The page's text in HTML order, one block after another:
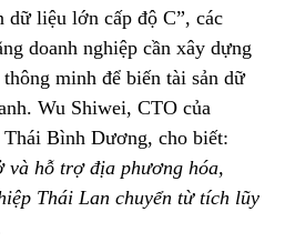
dữ liệu lớn cấp độ C”, các
doanh nghiệp cần xây dựng
minh để biến tài sản dữ
Wu Shiwei, CTO của
Bình Dương, cho biết:
và hỗ trợ địa phương hóa,
Thái Lan chuyển từ tích lũy